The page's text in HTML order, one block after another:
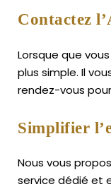
Contactez
Lorsque que
plus simple. Il
rendez-vous
Simplifier
Nous vous
service dédié et